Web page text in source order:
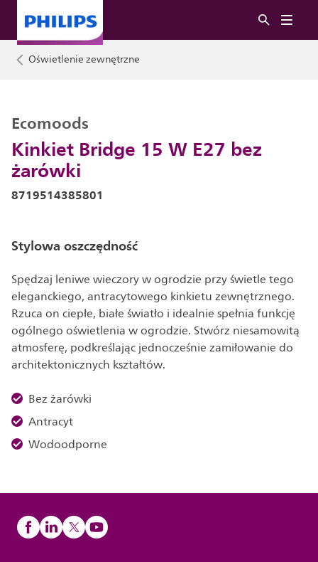
Oświetlenie zewnętrzne
Kinkiet Bridge 15 W E27 bez
żarówki
Ecomoods
8719514385801
Stylowa oszczędność
Spędzaj leniwe wieczory w ogrodzie przy świetle tego
eleganckiego, antracytowego kinkietu zewnętrznego.
Rzuca on ciepłe, białe światło i idealnie spełnia funkcję
ogólnego oświetlenia w ogrodzie. Stwórz niesamowitą
atmosferę, podkreślając jednocześnie zamiłowanie do
architektonicznych kształtów.
Bez żarówki
Antracyt
Wodoodporne